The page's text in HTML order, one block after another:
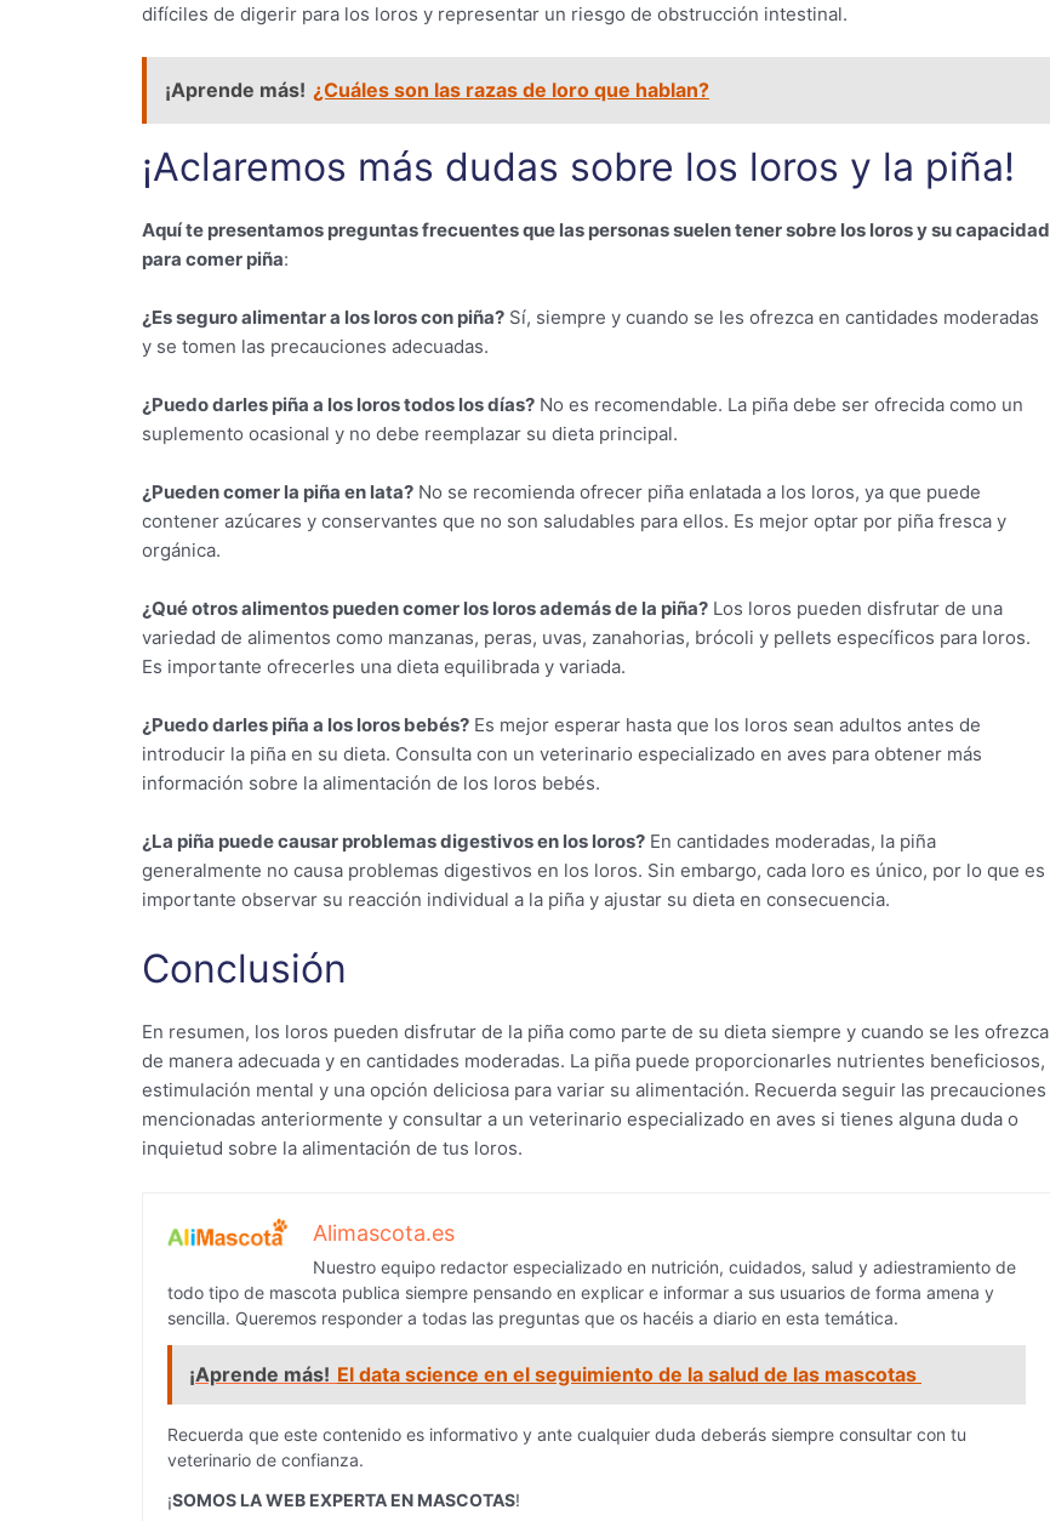
difíciles de digerir para los loros y representar un riesgo de obstrucción intestinal.
¡Aprende más! ¿Cuáles son las razas de loro que hablan?
¡Aclaremos más dudas sobre los loros y la piña!
Aquí te presentamos preguntas frecuentes que las personas suelen tener sobre los loros y su capacidad
para comer piña:
¿Es seguro alimentar a los loros con piña? Sí, siempre y cuando se les ofrezca en cantidades moderadas
y se tomen las precauciones adecuadas.
¿Puedo darles piña a los loros todos los días? No es recomendable. La piña debe ser ofrecida como un
suplemento ocasional y no debe reemplazar su dieta principal.
¿Pueden comer la piña en lata? No se recomienda ofrecer piña enlatada a los loros, ya que puede
contener azúcares y conservantes que no son saludables para ellos. Es mejor optar por piña fresca y
orgánica.
¿Qué otros alimentos pueden comer los loros además de la piña? Los loros pueden disfrutar de una
variedad de alimentos como manzanas, peras, uvas, zanahorias, brócoli y pellets específicos para loros.
Es importante ofrecerles una dieta equilibrada y variada.
¿Puedo darles piña a los loros bebés? Es mejor esperar hasta que los loros sean adultos antes de
introducir la piña en su dieta. Consulta con un veterinario especializado en aves para obtener más
información sobre la alimentación de los loros bebés.
¿La piña puede causar problemas digestivos en los loros? En cantidades moderadas, la piña
generalmente no causa problemas digestivos en los loros. Sin embargo, cada loro es único, por lo que es
importante observar su reacción individual a la piña y ajustar su dieta en consecuencia.
Conclusión
En resumen, los loros pueden disfrutar de la piña como parte de su dieta siempre y cuando se les ofrezca
de manera adecuada y en cantidades moderadas. La piña puede proporcionarles nutrientes beneficiosos,
estimulación mental y una opción deliciosa para variar su alimentación. Recuerda seguir las precauciones
mencionadas anteriormente y consultar a un veterinario especializado en aves si tienes alguna duda o
inquietud sobre la alimentación de tus loros.
Alimascota.es
Nuestro equipo redactor especializado en nutrición, cuidados, salud y adiestramiento de
todo tipo de mascota publica siempre pensando en explicar e informar a sus usuarios de forma amena y
sencilla. Queremos responder a todas las preguntas que os hacéis a diario en esta temática.
¡Aprende más! El data science en el seguimiento de la salud de las mascotas
Recuerda que este contenido es informativo y ante cualquier duda deberás siempre consultar con tu
veterinario de confianza.
¡SOMOS LA WEB EXPERTA EN MASCOTAS!